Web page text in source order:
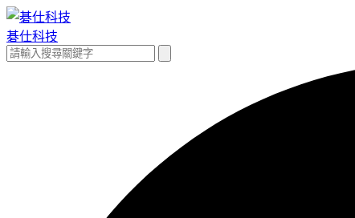
跳
至
主
碁仕科技
搜